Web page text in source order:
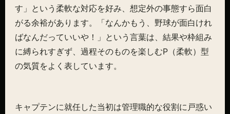
す」という柔軟な対応を好み、想定外の事態すら面白
がる余裕があります。「なんかもう、野球が面白けれ
ばなんだっていいや！」という言葉は、結果や枠組み
に縛られすぎず、過程そのものを楽しむP（柔軟）型
の気質をよく表しています。
キャプテンに就任した当初は管理職的な役割に戸惑い